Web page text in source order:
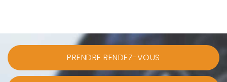
PRENDRE RENDEZ-VOUS